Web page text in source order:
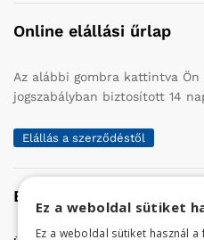
Online elállási űrlap
Az alábbi gombra kattintva
jogszabályban biztosított 14
Elállás a szerződéstől
Elérhetőség
Ez a weboldal sütiket
Ez a weboldal sütiket használ a